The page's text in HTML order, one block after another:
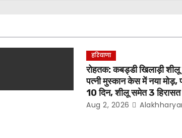
हरियाणा
रोहतक: कबड्डी खिलाड़ी शीलू
पत्नी मुस्कान केस में नया मोड़,
10 दिन, शीलू समेत 3
Aug 2, 2026